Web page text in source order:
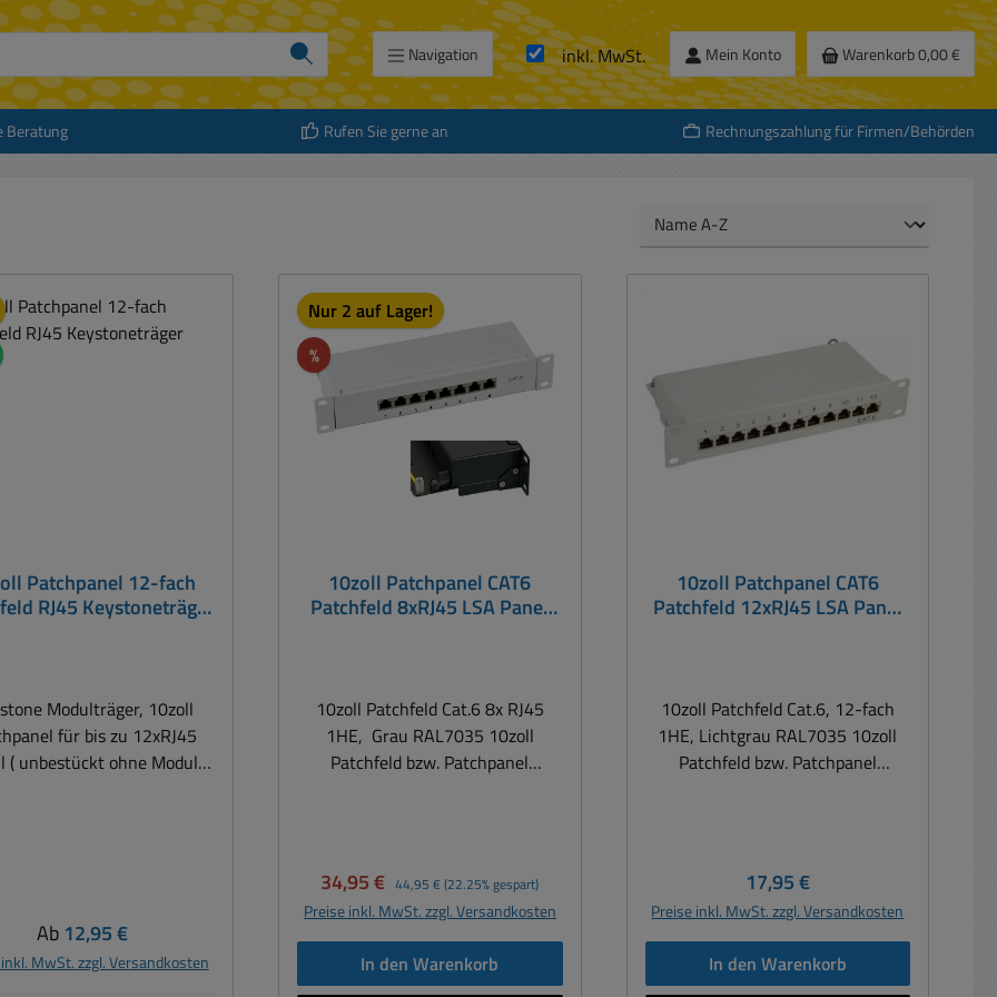
Navigation inkl. MwSt. Mein Konto Warenkorb0,00 €
Beratung Rufen Sie gerne an Rechnungszahlung für Firmen/Behörden
Patchpanel 12-fach
RJ45 Keystoneträger
10zoll
für bis zu 12xRJ45
Zugentlastung mit
Abmessungen Front :
H: 44mm T: 104mmInkl. 4x
Regulärer Preis:
Ab 12,95 €
MwSt. zzgl. Versandkosten
Nur 2 auf Lager!
%Rabatt
10zoll Patchpanel CAT6
Patchfeld 8xRJ45 LSA Panel
10zoll Patchfeld Cat.6 8x RJ45
1HE, Grau RAL7035 10zoll
Patchfeld bzw. Patchpanel
Cat6 oder Cat7 Mini-Patchpanel
8xRJ45 Cat.6A, 1HE, Lieferung inkl
abnehmbare Rackwinkel ! 8x RJ45
Port Vollduplex Cat.6 / Class EA
Verkaufspreis:
34,95 € Regulärer Preis:
44,95 € (22.25% gespart)
Preise inkl. MwSt. zzgl. Versandkosten
In den Warenkorb
10zoll Patchpanel CAT6
Patchfeld 12xRJ45 LSA Panel
10zoll Patchfeld Cat.6, 12-fach
1HE, Lichtgrau RAL7035 10zoll
Patchfeld bzw. Patchpanel
RAL7035 Metallgehäuse voll
geschirmt Anschlußtechnik mit
üblicher LSA Schneidklemm
Technik 12x RJ45 Buchsen
Regulärer Preis:
17,95 €
Preise inkl. MwSt. zzgl. Versandkosten
In den Warenkorb